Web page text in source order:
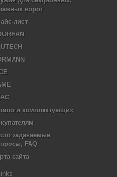
ворот
лист
комплектующих
задаваемые
FAQ
сайта